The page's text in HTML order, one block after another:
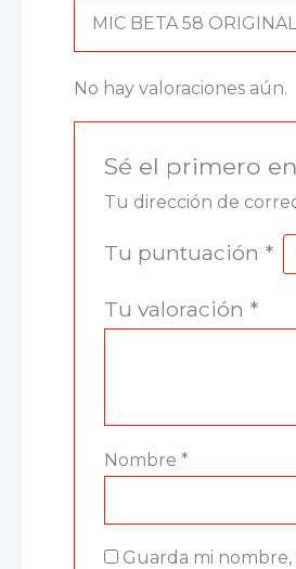
MIC BETA 58 ORIGINAL
No hay valoraciones aún.
Sé el primero en
Tu dirección de
Tu puntuación *
Tu valoración *
Nombre *
Guarda mi